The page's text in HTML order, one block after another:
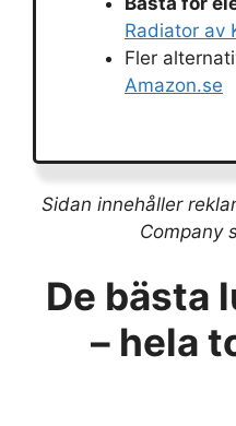
Radiator av
Fler
Amazon.se
Sidan innehåller
Company
De bästa
– hela